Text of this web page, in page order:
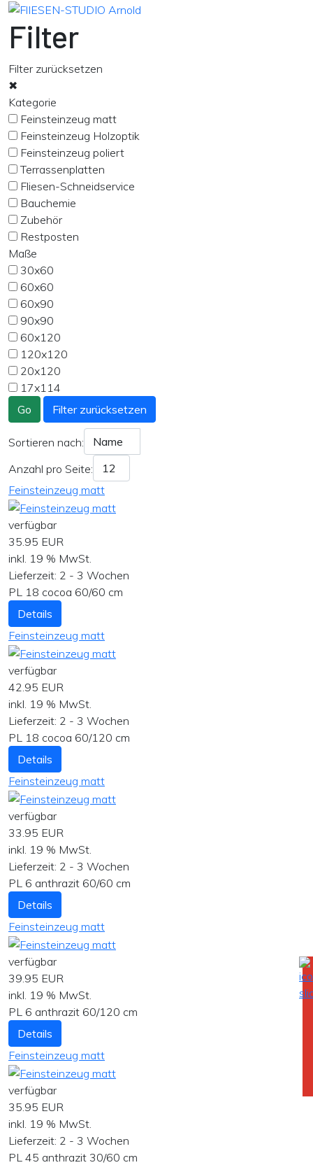
Filter
Filter zurücksetzen
✖
Kategorie
Feinsteinzeug matt
Feinsteinzeug Holzoptik
Feinsteinzeug poliert
Terrassenplatten
Fliesen-Schneidservice
Bauchemie
Zubehör
Restposten
Maße
30x60
60x60
60x90
90x90
60x120
120x120
20x120
17x114
Go
Filter zurücksetzen
Sortieren nach:
Anzahl pro Seite:
Feinsteinzeug matt
verfügbar
35.95 EUR
inkl. 19 % MwSt.
Lieferzeit: 2 - 3 Wochen
PL 18 cocoa 60/60 cm
Details
Feinsteinzeug matt
verfügbar
42.95 EUR
inkl. 19 % MwSt.
Lieferzeit: 2 - 3 Wochen
PL 18 cocoa 60/120 cm
Details
Feinsteinzeug matt
verfügbar
33.95 EUR
inkl. 19 % MwSt.
Lieferzeit: 2 - 3 Wochen
PL 6 anthrazit 60/60 cm
Details
Feinsteinzeug matt
verfügbar
39.95 EUR
inkl. 19 % MwSt.
PL 6 anthrazit 60/120 cm
Details
Feinsteinzeug matt
verfügbar
35.95 EUR
inkl. 19 % MwSt.
Lieferzeit: 2 - 3 Wochen
PL 45 anthrazit 30/60 cm